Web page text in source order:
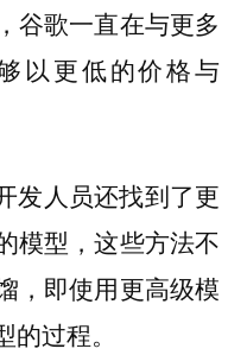
谷歌一直在与更多
以更低的价格与
发人员还找到了更
模型，这些方法不
，即使用更高级模
的过程。